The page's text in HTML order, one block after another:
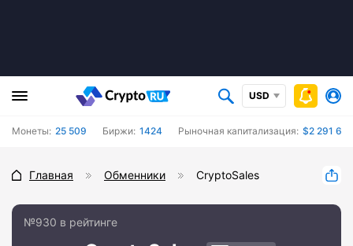
USD
Монеты: 25 509 Биржи: 1424 Рыночная капитализация: $2 291
Главная Обменники CryptoSales
№930 в рейтинге